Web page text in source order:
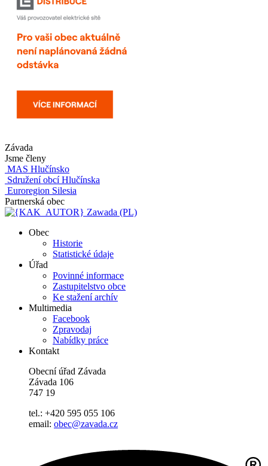
Závada
Jsme členy
MAS Hlučínsko
Sdružení obcí Hlučínska
Euroregion Silesia
Partnerská obec
Zawada (PL)
Obec
Historie
Statistické údaje
Úřad
Povinné informace
Zastupitelstvo obce
Ke stažení archív
Multimedia
Facebook
Zpravodaj
Nabídky práce
Kontakt
Obecní úřad Závada
Závada 106
747 19
tel.: +420 595 055 106
email: obec@zavada.cz